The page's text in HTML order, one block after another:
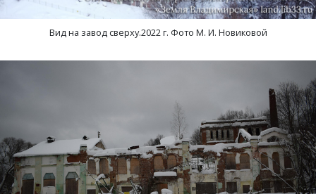
Вид на завод сверху.2022 г. Фото М. И. Новиковой